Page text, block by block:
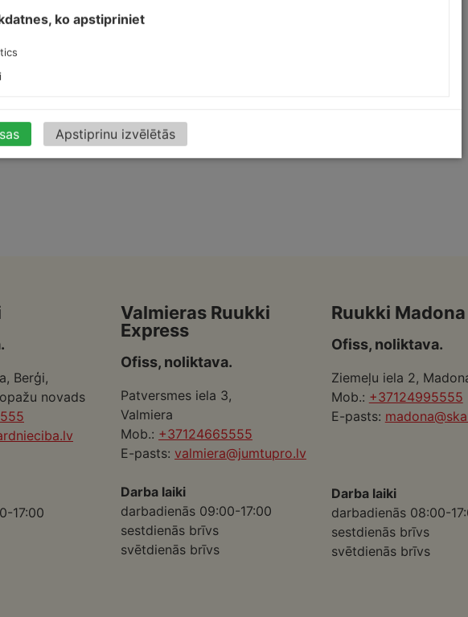
Berģi,
novads
17:00
Valmieras Ruukki
Express
Ofiss, noliktava.
Patversmes iela 3,
Valmiera
Mob.: +37124665555
E-pasts: valmiera@jumtupro.lv
Darba laiki
darbadienās 09:00-17:00
sestdienās brīvs
svētdienās brīvs
Ruukki Madona
Ofiss, noliktava.
Ziemeļu iela 2,
Mob.: +37124995555
E-pasts:
Darba laiki
darbadienās 08:00-
sestdienās brīvs
svētdienās brīvs
ko apstipriniet
Apstiprinu izvēlētās